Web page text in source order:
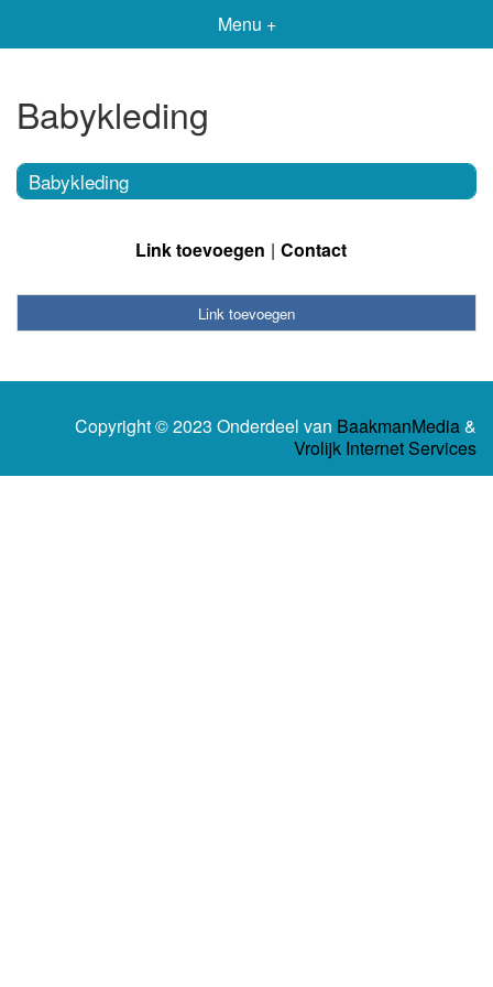
Menu +
Babykleding
Babykleding
Link toevoegen Contact
Link toevoegen
Copyright © 2023 Onderdeel van BaakmanMedia&
Vrolijk Internet Services